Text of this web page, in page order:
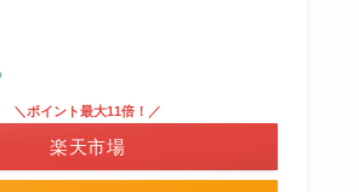
＼ポイント最大11倍！／
楽天市場